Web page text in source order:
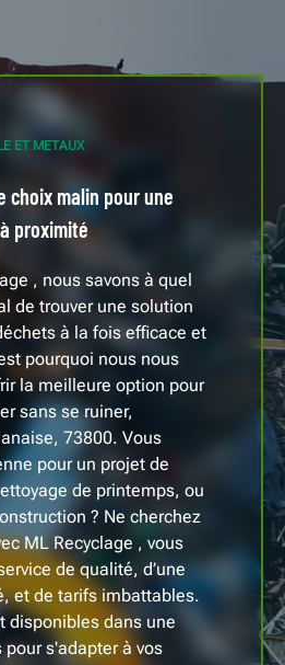
ET METAUX
choix malin pour une
proximité
, nous savons à quel
de trouver une solution
à la fois efficace et
pourquoi nous nous
la meilleure option pour
sans se ruiner,
73800. Vous
pour un projet de
de printemps, ou
? Ne cherchez
ML Recyclage , vous
de qualité, d’une
et de tarifs imbattables.
disponibles dans une
s'adapter à vos